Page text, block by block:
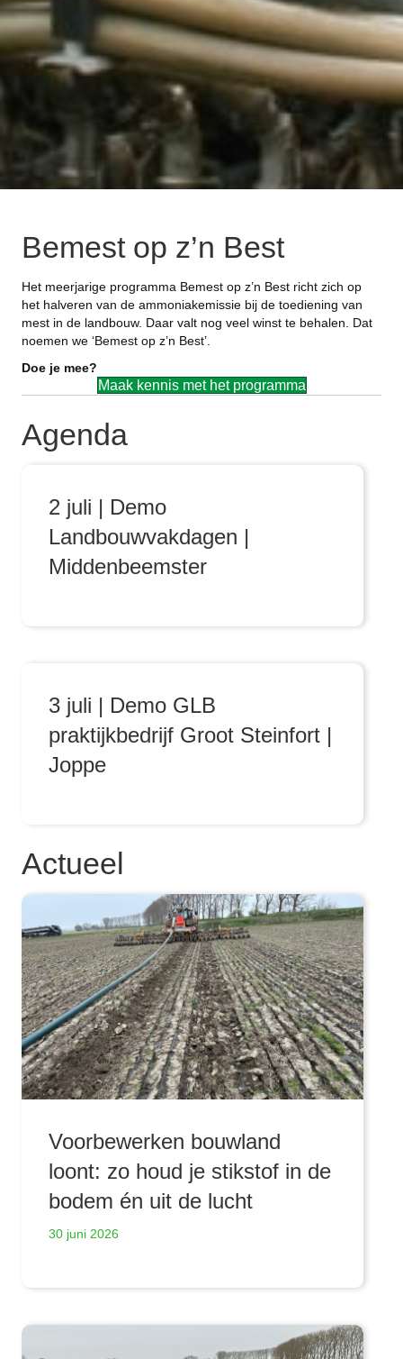
Bemest op z’n Best
Het meerjarige programma Bemest op z’n Best richt zich op
het halveren van de ammoniakemissie bij de toediening van
mest in de landbouw. Daar valt nog veel winst te behalen. Dat
noemen we ‘Bemest op z’n Best’.
Doe je mee?
Maak kennis met het programma
Agenda
2 juli | Demo
Landbouwvakdagen |
Middenbeemster
3 juli | Demo GLB
praktijkbedrijf Groot Steinfort |
Joppe
Actueel
Voorbewerken bouwland
loont: zo houd je stikstof in de
bodem én uit de lucht
30 juni 2026